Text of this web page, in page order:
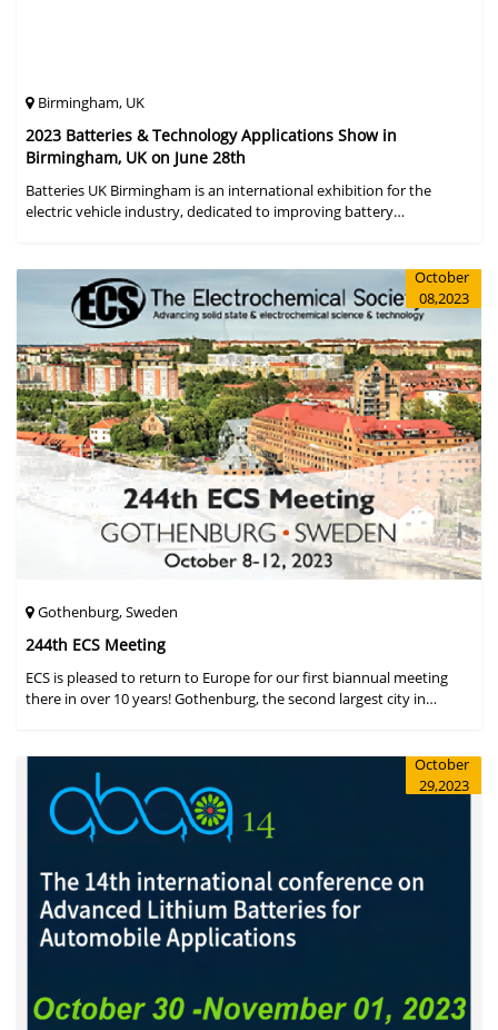
Birmingham, UK
2023 Batteries & Technology Applications Show in
Birmingham, UK on June 28th
Batteries UK Birmingham is an international exhibition for the
electric vehicle industry, dedicated to improving battery
October
08,2023
Gothenburg, Sweden
244th ECS Meeting
ECS is pleased to return to Europe for our first biannual meeting
there in over 10 years! Gothenburg, the second largest city in
October
29,2023